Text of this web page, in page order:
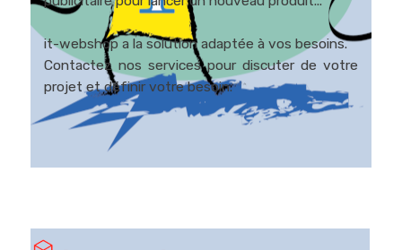
it-webshop a la solution adaptée à vos besoins.
Contactez nos services pour discuter de votre
projet et définir votre besoin.